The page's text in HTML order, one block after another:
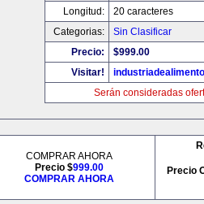
Longitud:
20 caracteres
Categorias:
Sin Clasificar
Precio:
$999.00
Visitar!
Serán consideradas
COMPRAR AHORA
Precio $999.00
COMPRAR AHORA
Precio